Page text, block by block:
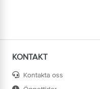
KONTAKT
Kontakta oss